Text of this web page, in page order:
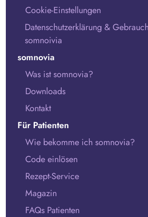
Cookie-Einstellungen
Datenschutzerklärung &
somnoivia
somnovia
Was ist somnovia?
Downloads
Kontakt
Für Patienten
Wie bekomme ich somnovia?
Code einlösen
Rezept-Service
Magazin
FAQs Patienten